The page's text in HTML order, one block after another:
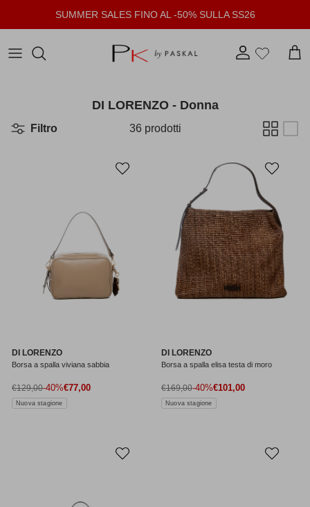
SUMMER SALES FINO AL -50% SULLA SS26
Account
DI LORENZO - Donna
Filtro 36 prodotti
DI LORENZO
Borsa a spalla viviana sabbia
Prezzo di vendita
€77,00
Prezzo normale
€129,00-40%
Nuova stagione
DI LORENZO
Borsa a spalla elisa testa di moro
Prezzo di vendita
€101,00
Prezzo normale
€169,00-40%
Nuova stagione